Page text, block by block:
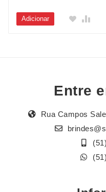
Adicionar
Entre
Rua Campos